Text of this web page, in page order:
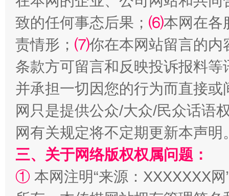
阿坝州三大球赛在茂县开幕 规模
致的任何事态后果； ⑹本网在各
责情形； ⑺你在本网站留言的内
条款方可留言和反映投诉报料
并承担一切因您的行为而直接
网只是提供公众/大众/民众话语
网有关规定将不定期更新本声明
三、关于网络版权权属问题：
① 本网注明“来源：XXXXXXX